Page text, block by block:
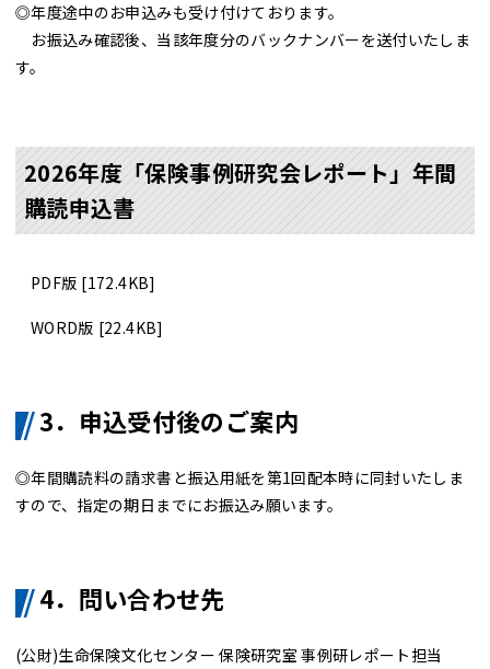
◎年度途中のお申込みも受け付けております。
お振込み確認後、当該年度分のバックナンバーを送付いたしま
す。
2026年度「保険事例研究会レポート」年間
購読申込書
PDF版 [172.4KB]
WORD版 [22.4KB]
3．申込受付後のご案内
◎年間購読料の請求書と振込用紙を第1回配本時に同封いたしま
すので、指定の期日までにお振込み願います。
4．問い合わせ先
(公財)生命保険文化センター 保険研究室 事例研レポート担当